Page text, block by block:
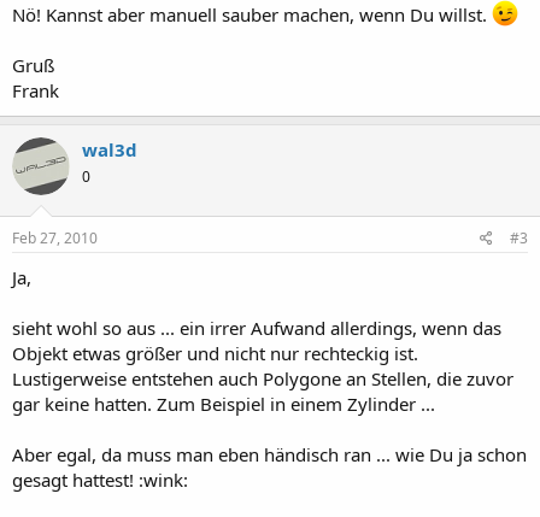
Nö! Kannst aber manuell sauber machen, wenn Du willst.
Gruß
Frank
wal3d
0
Feb 27, 2010 #3
Ja,
sieht wohl so aus ... ein irrer Aufwand allerdings, wenn das
Objekt etwas größer und nicht nur rechteckig ist.
Lustigerweise entstehen auch Polygone an Stellen, die zuvor
gar keine hatten. Zum Beispiel in einem Zylinder ...
Aber egal, da muss man eben händisch ran ... wie Du ja schon
gesagt hattest! :wink: